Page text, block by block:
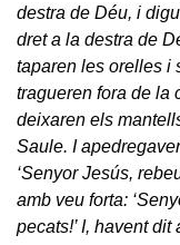
destra de Déu, i
dret a la destra de
taparen les orelles i
tragueren fora de la
deixaren els
Saule. I
‘Senyor Jesús,
amb veu forta:
pecats!’ I, havent dit